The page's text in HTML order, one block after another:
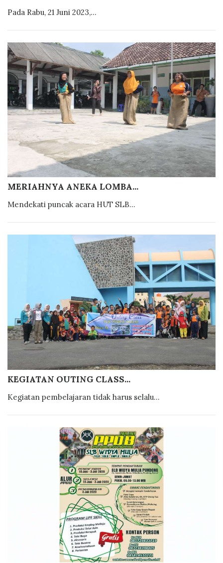
Pada Rabu, 21 Juni 2023,...
MERIAHNYA ANEKA LOMBA...
Mendekati puncak acara HUT SLB...
KEGIATAN OUTING CLASS...
Kegiatan pembelajaran tidak harus selalu...